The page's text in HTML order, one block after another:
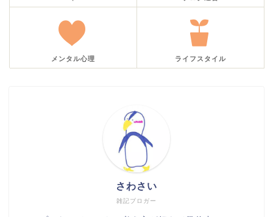
メンタル心理 ライフスタイル
雑記ブロガー
さわさい